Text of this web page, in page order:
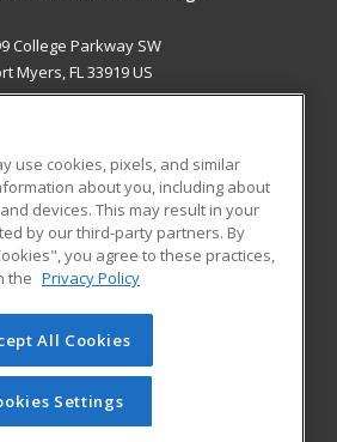
College Parkway SW
Myers, FL 33919 US
RESOURCES
Student Blog
of Cengage Learning. All rights
on this site cannot be reproduced or
you have obtained prior written
Cengage Learning.Privacy Policy
use cookies, pixels, and similar
about you, including about
devices. This may result in your
by our third-party partners. By
you agree to these practices,
the Privacy Policy
All Cookies
Settings